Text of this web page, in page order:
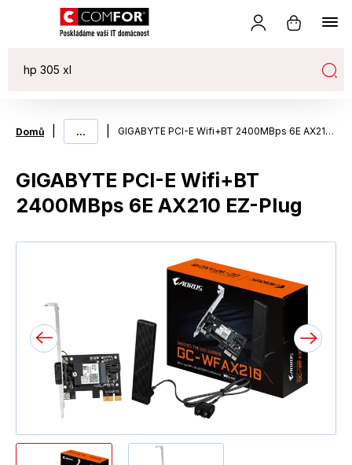
Domů ... GIGABYTE PCI-E Wifi+BT 2400MBps 6E AX210 EZ-Plug
GIGABYTE PCI-E Wifi+BT
2400MBps 6E AX210 EZ-Plug